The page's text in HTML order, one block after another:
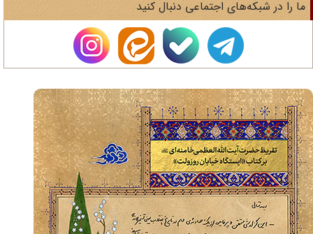
را در شبکه‌های اجتماعی دنبال کنید